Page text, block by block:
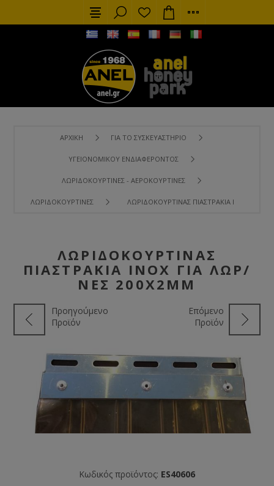
ΑΡΧΙΚΉ ΓΙΑ ΤΟ ΣΥΣΚΕΥΑΣΤΉΡΙΟ
ΥΓΕΙΟΝΟΜΙΚΟΎ ΕΝΔΙΑΦΈΡΟΝΤΟΣ
ΛΩΡΙΔΟΚΟΥΡΤΊΝΕΣ - ΑΕΡΟΚΟΥΡΤΊΝΕΣ
ΛΩΡΙΔΟΚΟΥΡΤΊΝΕΣ ΛΩΡΙΔΟΚΟΥΡΤΊΝΑΣ ΠΙΑΣΤΡΆΚΙΑ ΙΝΟΧ ΓΙΑ
ΛΩΡΙΔΟΚΟΥΡΤΊΝΑΣ
ΠΙΑΣΤΡΆΚΙΑ ΙΝΟΧ ΓΙΑ ΛΩΡ/
ΝΕΣ 200X2MM
Προηγούμενο
Προϊόν
Επόμενο
Προϊόν
Κωδικός προϊόντος: ES40606